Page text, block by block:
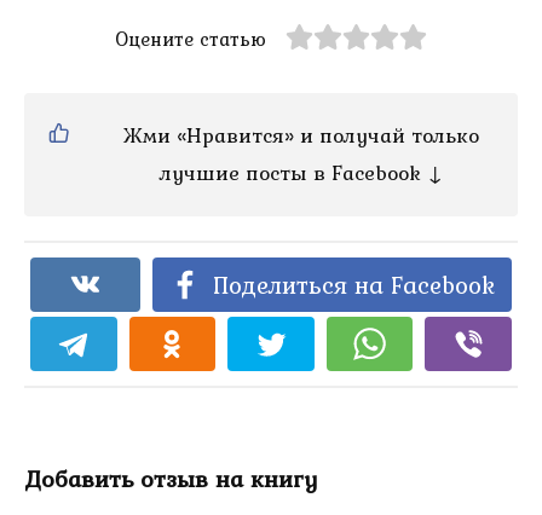
Оцените статью
Жми «Нравится» и получай только
лучшие посты в Facebook ↓
Поделиться на Facebook
Добавить отзыв на книгу